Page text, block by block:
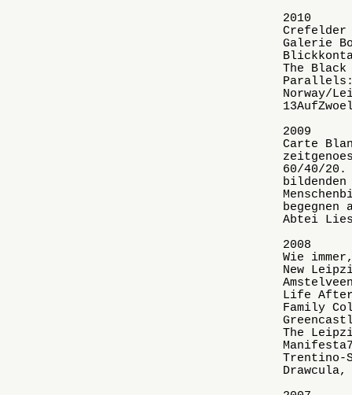
2010
Crefelder
Galerie
The
Parallels:
Norway/
2009
Carte
60/40/20.
Abtei
2008
Wie
New
Life After
Family
The
Trentino-